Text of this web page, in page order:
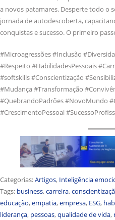
a novos patamares. Desperte todo o
jornada de autodescoberta,
conquistas e sucesso. O primeiro
#Microagressões #Inclusão
#Respeito #HabilidadesPessoais
#softskills #Conscientização
#Mudança #Transformação
#QuebrandoPadrões #NovoMundo
#CrescimentoPessoal
Categorias:Artigos, Inteligência
Tags: business,carreira,
educação,empatia,empresa, ESG,
liderança, pessoas,qualidade de vida,